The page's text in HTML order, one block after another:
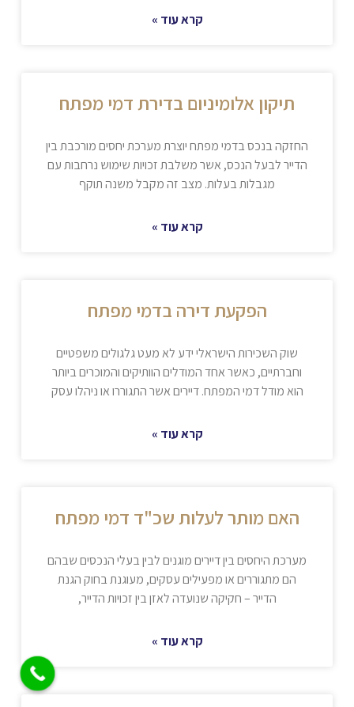
קרא עוד »
תיקון אלומיניום בדירת דמי מפתח
החזקה בנכס בדמי מפתח יוצרת מערכת יחסים מורכבת בין
הדייר לבעל הנכס, אשר משלבת זכויות שימוש נרחבות עם
מגבלות בעלות. מצב זה מקבל משנה תוקף
קרא עוד »
הפקעת דירה בדמי מפתח
שוק השכירות הישראלי ידע לא מעט גלגולים משפטיים
וחברתיים, כאשר אחד המודלים הוותיקים והמוכרים ביותר
הוא מודל דמי המפתח. דיירים אשר התגוררו או ניהלו עסק
קרא עוד »
האם מותר לעלות שכ"ד דמי מפתח
מערכת היחסים בין דיירים מוגנים לבין בעלי הנכסים שבהם
הם מתגוררים או מפעילים עסקים, מעוגנת בחוק הגנת
הדייר – חקיקה שנועדה לאזן בין זכויות הדייר,
קרא עוד »